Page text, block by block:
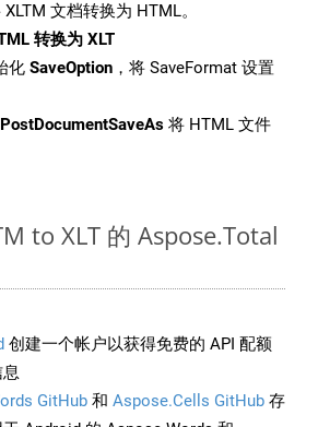
文档转换为 HTML。
转换为 XLT
化 SaveOption ，将 SaveFormat 设置
将 HTML 文件
to XLT 的 Aspose.Total
创建一个帐户以获得免费的 API 配额
GitHub 和 Aspose.Cells GitHub 存